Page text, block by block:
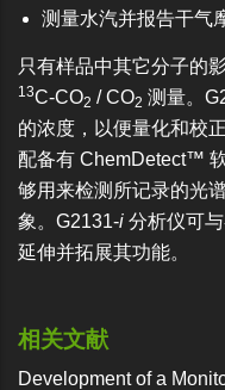
测量水汽并报告干气
只有样品中其它分子的
13C-CO2 / CO2 测量。
的浓度，以便量化和校
配备有 ChemDetect™
够用来检测所记录的光
象。G2131-i 分析仪可
延伸并拓展其功能。
相关文献
Development of a